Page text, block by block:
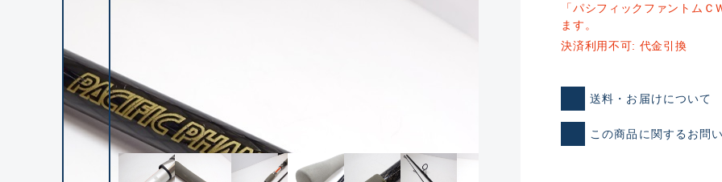
ランクとは？
新古品（メーカー問屋から
品）
※店頭展示時の置き傷が付いて
「パシフィックファントム
ます。
決済利用不可: 代金引換
送料・お届けについて
この商品に関するお問